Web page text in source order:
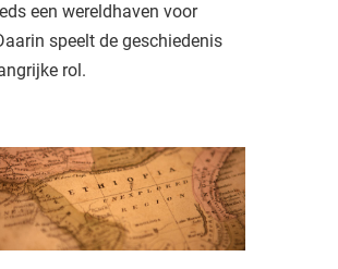
een wereldhaven voor
speelt de geschiedenis
rol.